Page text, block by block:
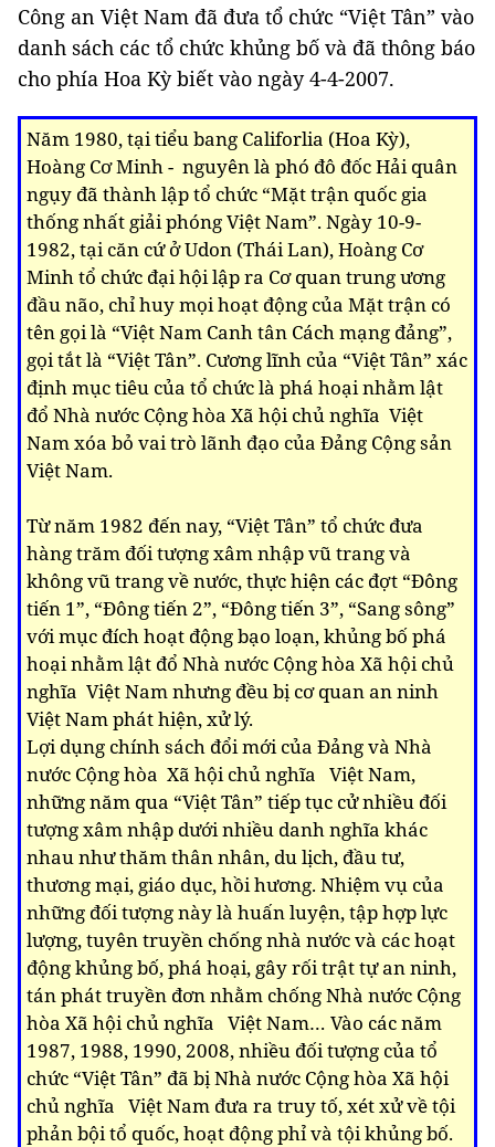
Công an Việt Nam đã đưa tổ chức “Việt Tân” vào
danh sách các tổ chức khủng bố và đã thông báo
cho phía Hoa Kỳ biết vào ngày 4-4-2007.
Năm 1980, tại tiểu bang Califorlia (Hoa Kỳ),
Hoàng Cơ Minh - nguyên là phó đô đốc Hải quân
ngụy đã thành lập tổ chức “Mặt trận quốc gia
thống nhất giải phóng Việt Nam”. Ngày 10-9-
1982, tại căn cứ ở Udon (Thái Lan), Hoàng Cơ
Minh tổ chức đại hội lập ra Cơ quan trung ương
đầu não, chỉ huy mọi hoạt động của Mặt trận có
tên gọi là “Việt Nam Canh tân Cách mạng đảng”,
gọi tắt là “Việt Tân”. Cương lĩnh của “Việt Tân” xác
định mục tiêu của tổ chức là phá hoại nhằm lật
đổ Nhà nước Cộng hòa Xã hội chủ nghĩa Việt
Nam xóa bỏ vai trò lãnh đạo của Đảng Cộng sản
Việt Nam.
Từ năm 1982 đến nay, “Việt Tân” tổ chức đưa
hàng trăm đối tượng xâm nhập vũ trang và
không vũ trang về nước, thực hiện các đợt “Đông
tiến 1”, “Đông tiến 2”, “Đông tiến 3”, “Sang sông”
với mục đích hoạt động bạo loạn, khủng bố phá
hoại nhằm lật đổ Nhà nước Cộng hòa Xã hội chủ
nghĩa Việt Nam nhưng đều bị cơ quan an ninh
Việt Nam phát hiện, xử lý.
Lợi dụng chính sách đổi mới của Đảng và Nhà
nước Cộng hòa Xã hội chủ nghĩa Việt Nam,
những năm qua “Việt Tân” tiếp tục cử nhiều đối
tượng xâm nhập dưới nhiều danh nghĩa khác
nhau như thăm thân nhân, du lịch, đầu tư,
thương mại, giáo dục, hồi hương. Nhiệm vụ của
những đối tượng này là huấn luyện, tập hợp lực
lượng, tuyên truyền chống nhà nước và các hoạt
động khủng bố, phá hoại, gây rối trật tự an ninh,
tán phát truyền đơn nhằm chống Nhà nước Cộng
hòa Xã hội chủ nghĩa Việt Nam… Vào các năm
1987, 1988, 1990, 2008, nhiều đối tượng của tổ
chức “Việt Tân” đã bị Nhà nước Cộng hòa Xã hội
chủ nghĩa Việt Nam đưa ra truy tố, xét xử về tội
phản bội tổ quốc, hoạt động phỉ và tội khủng bố.